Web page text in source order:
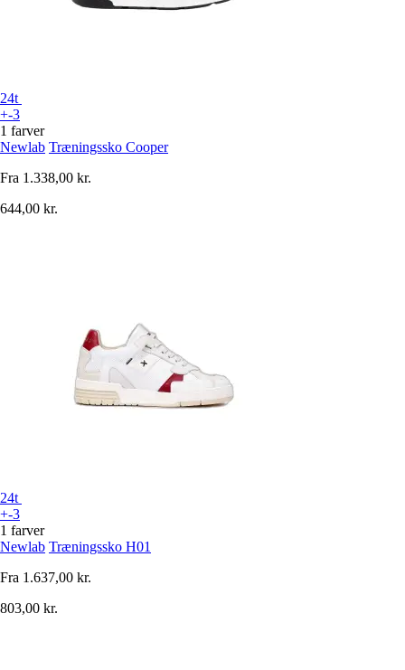
24t
+-3
1 farver
Newlab Træningssko Cooper
Fra 1.338,00 kr.
644,00 kr.
24t
+-3
1 farver
Newlab Træningssko H01
Fra 1.637,00 kr.
803,00 kr.